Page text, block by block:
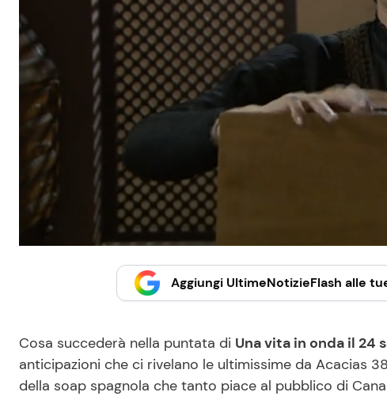
Aggiungi UltimeNotizieFlash alle
Cosa succederà nella puntata di Una vita in onda il 24
anticipazioni che ci rivelano le ultimissime da Acacias
della soap spagnola che tanto piace al pubblico di